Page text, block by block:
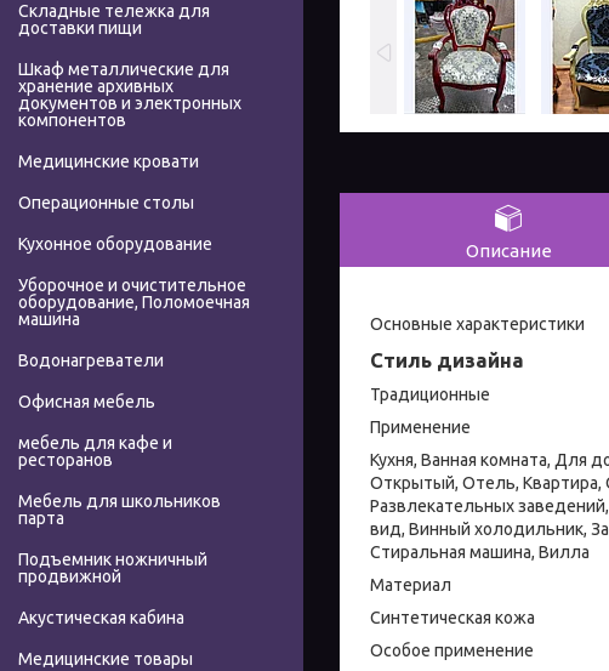
Описание
Основные характеристики
Стиль дизайна
Традиционные
Применение
Кухня, Ванная комната, Для
Открытый, Отель, Квартира,
Развлекательных
вид, Винный холодильник,
Стиральная машина, Вилла
Материал
Синтетическая кожа
Особое применение
Складные тележка для
доставки пищи
Шкаф металлические для
хранение архивных
документов и электронных
компонентов
Медицинские кровати
Операционные столы
Кухонное оборудование
Уборочное и очистительное
оборудование, Поломоечная
машина
Водонагреватели
Офисная мебель
мебель для кафе и
ресторанов
Мебель для школьников
парта
Подъемник ножничный
продвижной
Акустическая кабина
Медицинские товары